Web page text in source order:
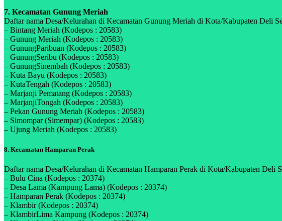
7. Kecamatan Gunung Meriah
Daftar nama Desa/Kelurahan di Kecamatan Gunung Meriah di Kota/Kabupaten Deli
– Bintang Meriah (Kodepos : 20583)
– Gunung Meriah (Kodepos : 20583)
– GunungParibuan (Kodepos : 20583)
– GunungSeribu (Kodepos : 20583)
– GunungSinembah (Kodepos : 20583)
– Kuta Bayu (Kodepos : 20583)
– KutaTengah (Kodepos : 20583)
– Marjanji Pematang (Kodepos : 20583)
– MarjanjiTongah (Kodepos : 20583)
– Pekan Gunung Meriah (Kodepos : 20583)
– Simompar (Simempar) (Kodepos : 20583)
– Ujung Meriah (Kodepos : 20583)
8. Kecamatan Hamparan Perak
Daftar nama Desa/Kelurahan di Kecamatan Hamparan Perak di Kota/Kabupaten Deli
– Bulu Cina (Kodepos : 20374)
– Desa Lama (Kampung Lama) (Kodepos : 20374)
– Hamparan Perak (Kodepos : 20374)
– Klambir (Kodepos : 20374)
– KlambirLima Kampung (Kodepos : 20374)